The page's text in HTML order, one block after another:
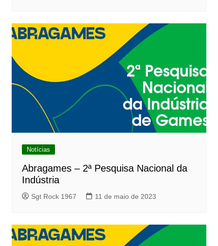
Notícias
Abragames – 2ª Pesquisa Nacional da
Indústria
Sgt Rock 1967 11 de maio de 2023